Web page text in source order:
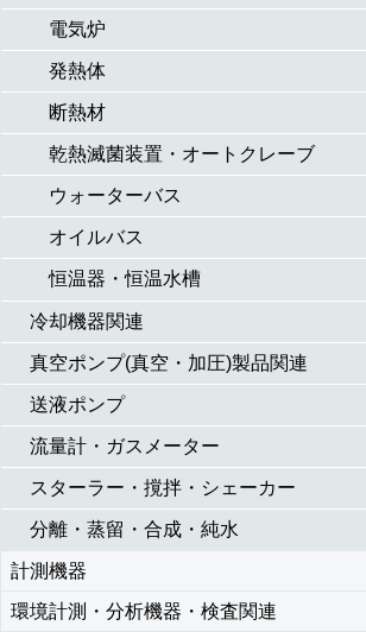
電気炉
発熱体
断熱材
乾熱滅菌装置・オートクレーブ
ウォーターバス
オイルバス
恒温器・恒温水槽
冷却機器関連
真空ポンプ(真空・加圧)製品関連
送液ポンプ
流量計・ガスメーター
スターラー・撹拌・シェーカー
分離・蒸留・合成・純水
計測機器
環境計測・分析機器・検査関連